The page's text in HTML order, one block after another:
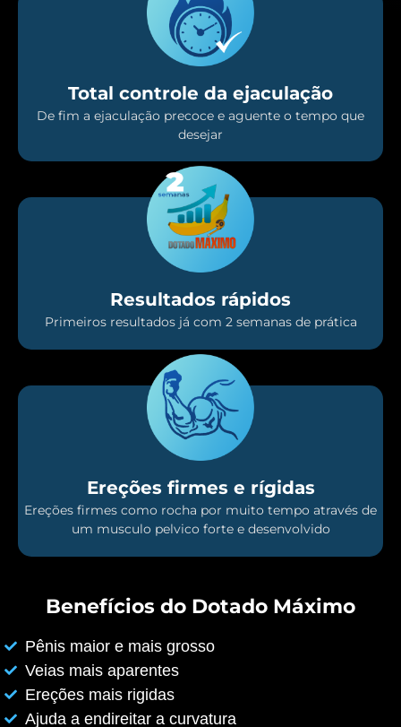
Total controle da ejaculação
De fim a ejaculação precoce e aguente o tempo que
desejar
Resultados rápidos
Primeiros resultados já com 2 semanas de prática
Ereções firmes e rígidas
Ereções firmes como rocha por muito tempo através de
um musculo pelvico forte e desenvolvido
Benefícios do Dotado Máximo
Pênis maior e mais grosso
Veias mais aparentes
Ereções mais rigidas
Ajuda a endireitar a curvatura